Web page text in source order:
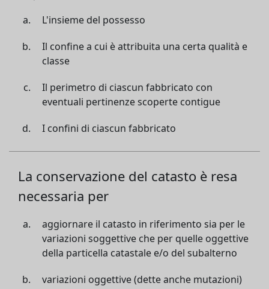
L'insieme del possesso
Il confine a cui è attribuita una certa qualità e
classe
Il perimetro di ciascun fabbricato con
eventuali pertinenze scoperte contigue
I confini di ciascun fabbricato
La conservazione del catasto è resa
necessaria per
aggiornare il catasto in riferimento sia per le
variazioni soggettive che per quelle oggettive
della particella catastale e/o del subalterno
variazioni oggettive (dette anche mutazioni)